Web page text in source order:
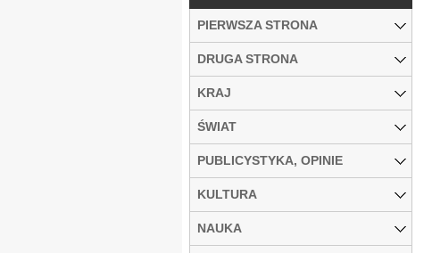
PIERWSZA STRONA
DRUGA STRONA
KRAJ
ŚWIAT
PUBLICYSTYKA, OPINIE
KULTURA
NAUKA